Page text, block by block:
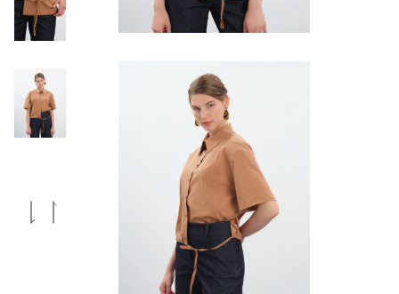
Previous